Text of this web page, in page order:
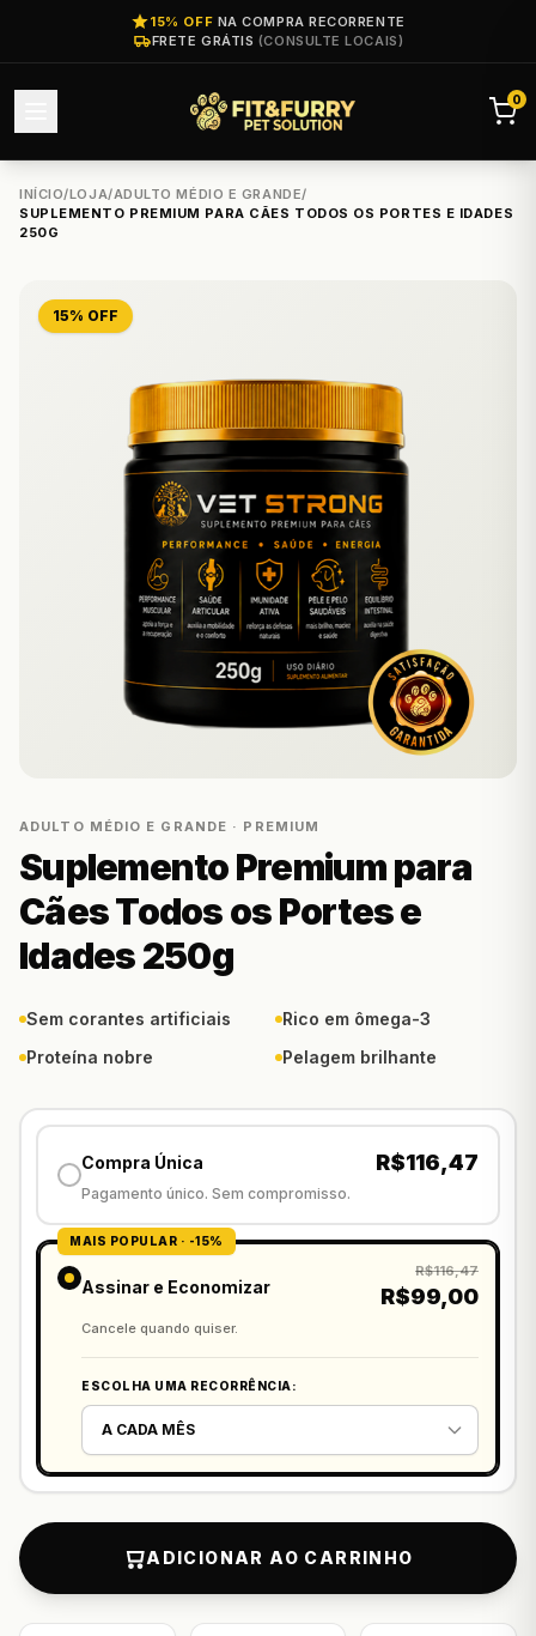
15% OFF NA COMPRA RECORRENTE
FRETE GRÁTIS (CONSULTE LOCAIS)
0
INÍCIO/LOJA/ADULTO MÉDIO E GRANDE/
SUPLEMENTO PREMIUM PARA CÃES TODOS OS PORTES E IDADES
250G
15% OFF
ADULTO MÉDIO E GRANDE · PREMIUM
Suplemento Premium para
Cães Todos os Portes e
Idades 250g
Sem corantes artificiais
Rico em ômega-3
Proteína nobre
Pelagem brilhante
Compra Única R$116,47
Pagamento único. Sem compromisso.
MAIS POPULAR · -15%
Assinar e Economizar
R$116,47
R$99,00
Cancele quando quiser.
ESCOLHA UMA RECORRÊNCIA:
ADICIONAR AO CARRINHO